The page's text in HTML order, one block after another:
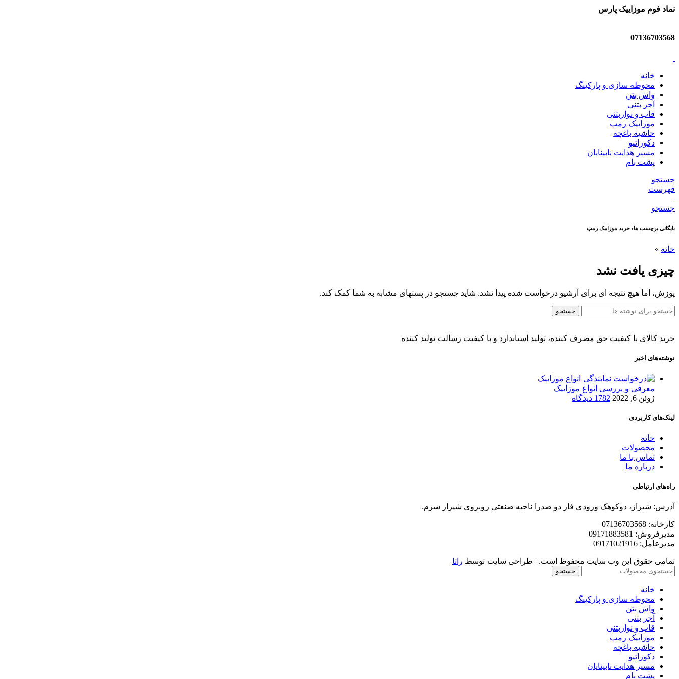
نماد فوم موزاییک پارس
07136703568
خانه
محوطه سازی و پارکینگ
واش بتن
آجر بتنی
قاب و نواربتنی
موزاییک رمپ
حاشیه باغچه
دکوراتیو
مسیر هدایت نابینایان
پشت بام
جستجو
فهرست
جستجو
بایگانی برچسب ها: خرید موزاییک رمپ
خانه »
چیزی یافت نشد
پوزش، اما هیچ نتیجه ای برای آرشیو درخواست شده پیدا نشد. شاید جستجو در پستهای مشابه به شما کمک کند.
جستجو
خرید کالای با کیفیت حق مصرف کننده، تولید استاندارد و با کیفیت رسالت تولید کننده
نوشته‌های اخیر
معرفی و بررسی انواع موزاییک
ژوئن 6, 2022
1782 دیدگاه
لینک‌های کاربردی
خانه
محصولات
تماس با ما
درباره ما
راه‌های ارتباطی
آدرس: شیراز، دوکوهک ورودی فاز دو صدرا ناحیه صنعتی روبروی شیراز سرم.
کارخانه: 07136703568
مدیرفروش: 09171883581
مدیرعامل: 09171021916
تمامی حقوق این وب سایت محفوظ است. | طراحی سایت توسط راتا
جستجو
خانه
محوطه سازی و پارکینگ
واش بتن
آجر بتنی
قاب و نواربتنی
موزاییک رمپ
حاشیه باغچه
دکوراتیو
مسیر هدایت نابینایان
پشت بام